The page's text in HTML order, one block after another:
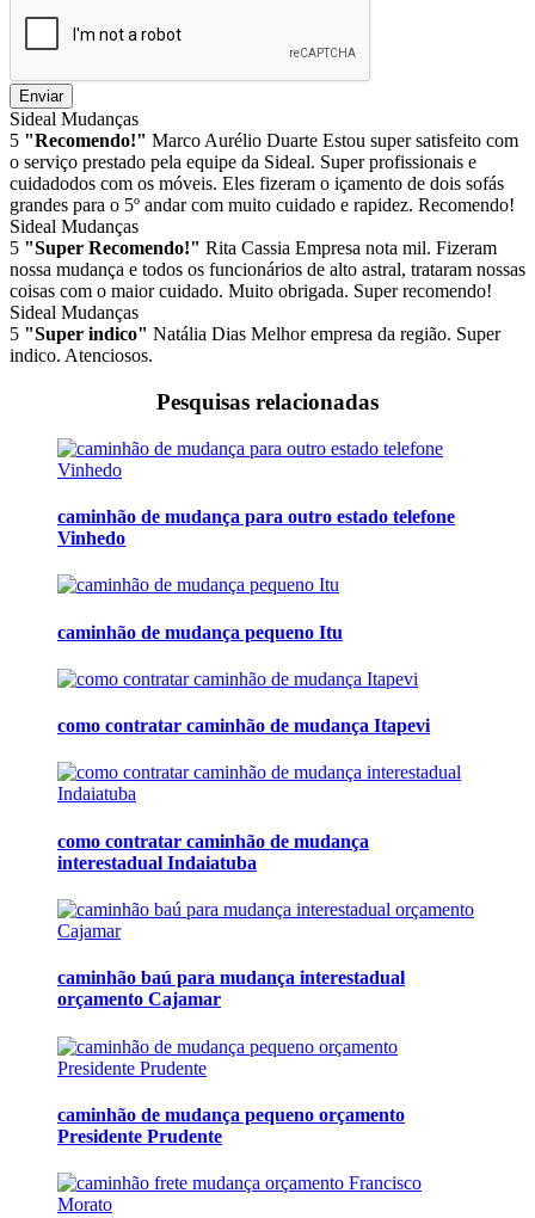
Enviar
Sideal Mudanças
5 "Recomendo!" Marco Aurélio Duarte Estou super satisfeito com
o serviço prestado pela equipe da Sideal. Super profissionais e
cuidadodos com os móveis. Eles fizeram o içamento de dois sofás
grandes para o 5º andar com muito cuidado e rapidez. Recomendo!
Sideal Mudanças
5 "Super Recomendo!" Rita Cassia Empresa nota mil. Fizeram
nossa mudança e todos os funcionários de alto astral, trataram nossas
coisas com o maior cuidado. Muito obrigada. Super recomendo!
Sideal Mudanças
5 "Super indico" Natália Dias Melhor empresa da região. Super
indico. Atenciosos.
Pesquisas relacionadas
caminhão de mudança para outro estado telefone
Vinhedo
caminhão de mudança pequeno Itu
como contratar caminhão de mudança Itapevi
como contratar caminhão de mudança
interestadual Indaiatuba
caminhão baú para mudança interestadual
orçamento Cajamar
caminhão de mudança pequeno orçamento
Presidente Prudente